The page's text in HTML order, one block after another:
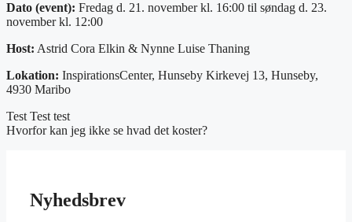
Dato (event): Fredag d. 21. november kl. 16:00 til søndag d. 23.
november kl. 12:00
Host: Astrid Cora Elkin & Nynne Luise Thaning
Lokation: InspirationsCenter, Hunseby Kirkevej 13, Hunseby,
4930 Maribo
Test Test test
Hvorfor kan jeg ikke se hvad det koster?
Nyhedsbrev